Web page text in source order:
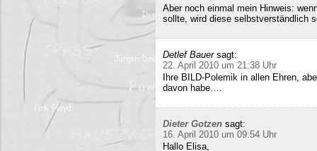
Aber noch einmal mein Hinweis:
sollte, wird diese selbstverständlich
Detlef Bauer sagt:
22. April 2010 um 21:38 Uhr
Ihre BILD-Polemik in allen Ehren,
davon habe….
Dieter Gotzen sagt:
16. April 2010 um 09:54 Uhr
Hallo Elisa,